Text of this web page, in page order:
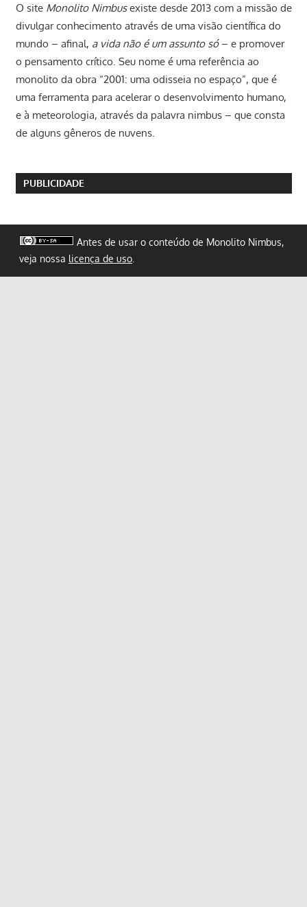
O site Monolito Nimbusexiste desde 2013 com a missão de
divulgar conhecimento através de uma visão científica do
mundo – afinal, a vida não é um assunto só– e promover
o pensamento crítico. Seu nome é uma referência ao
monolito da obra “2001: uma odisseia no espaço”, que é
uma ferramenta para acelerar o desenvolvimento humano,
e à meteorologia, através da palavra nimbus – que consta
de alguns gêneros de nuvens.
PUBLICIDADE
Antes de usar o conteúdo de Monolito Nimbus,
veja nossa licença de uso